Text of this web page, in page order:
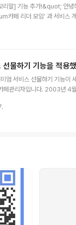
말] 기능 추가!&quot; 안녕
카페 리더 모임' 과 서비스
행된 일부 카페의 경우 2월
물하기 기능을 적용
엄 서비스 선물하기 기능이
관리자입니다. 2003년 4
할 수 있었던 카페 프리미엄